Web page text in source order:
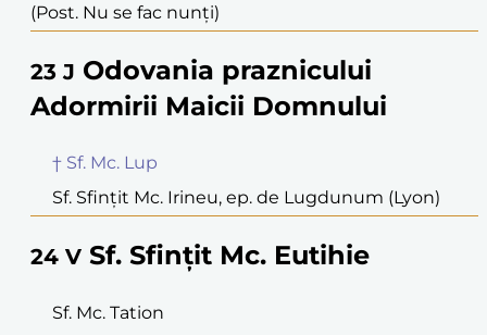
(Post. Nu se fac nunți)
23 J Odovania praznicului
Adormirii Maicii Domnului
† Sf. Mc. Lup
Sf. Sfințit Mc. Irineu, ep. de Lugdunum (Lyon)
24 V Sf. Sfințit Mc. Eutihie
Sf. Mc. Tation